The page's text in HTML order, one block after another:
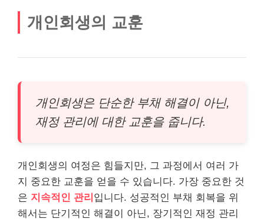
개인회생의 교훈
개인회생은 단순한 부채 해결이 아닌,
재정 관리에 대한 교훈을 줍니다.
개인회생의 여정은 힘들지만, 그 과정에서 여러 가
지 중요한 교훈을 얻을 수 있습니다. 가장 중요한 것
은 지속적인 관리 입니다. 성공적인 부채 회복을 위
해서는 단기적인 해결이 아닌, 장기적인 재정 관리